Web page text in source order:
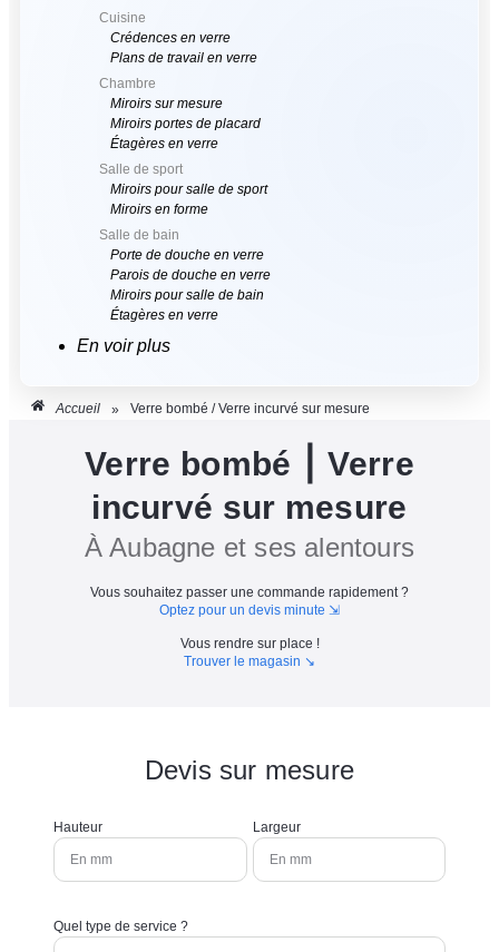
Cuisine
Crédences en verre
Plans de travail en verre
Chambre
Miroirs sur mesure
Miroirs portes de placard
Étagères en verre
Salle de sport
Miroirs pour salle de sport
Miroirs en forme
Salle de bain
Porte de douche en verre
Parois de douche en verre
Miroirs pour salle de bain
Étagères en verre
En voir plus
Accueil » Verre bombé / Verre incurvé sur mesure
Verre bombé ⎮ Verre
incurvé sur mesure
À Aubagne et ses alentours
Vous souhaitez passer une commande rapidement ?
Optez pour un devis minute ⇲
Vous rendre sur place !
Trouver le magasin ↘︎
Devis sur mesure
Hauteur Largeur
Quel type de service ?